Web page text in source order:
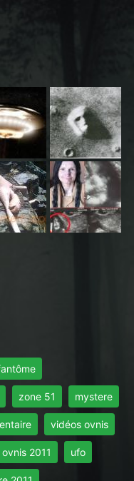
zone 51 mystere
vidéos ovnis
ovnis 2011 ufo